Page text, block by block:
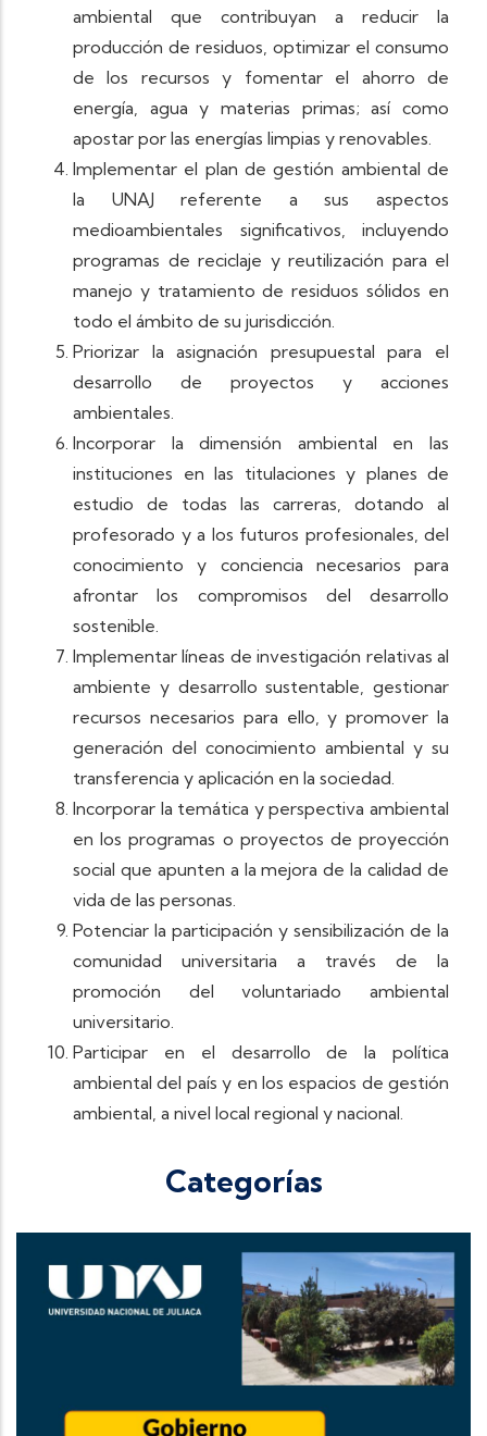
ambiental que contribuyan a reducir la
producción de residuos, optimizar el consumo
de los recursos y fomentar el ahorro de
energía, agua y materias primas; así como
apostar por las energías limpias y renovables.
Implementar el plan de gestión ambiental de
la UNAJ referente a sus aspectos
medioambientales significativos, incluyendo
programas de reciclaje y reutilización para el
manejo y tratamiento de residuos sólidos en
todo el ámbito de su jurisdicción.
Priorizar la asignación presupuestal para el
desarrollo de proyectos y acciones
ambientales.
Incorporar la dimensión ambiental en las
instituciones en las titulaciones y planes de
estudio de todas las carreras, dotando al
profesorado y a los futuros profesionales, del
conocimiento y conciencia necesarios para
afrontar los compromisos del desarrollo
sostenible.
Implementar líneas de investigación relativas al
ambiente y desarrollo sustentable, gestionar
recursos necesarios para ello, y promover la
generación del conocimiento ambiental y su
transferencia y aplicación en la sociedad.
Incorporar la temática y perspectiva ambiental
en los programas o proyectos de proyección
social que apunten a la mejora de la calidad de
vida de las personas.
Potenciar la participación y sensibilización de la
comunidad universitaria a través de la
promoción del voluntariado ambiental
universitario.
Participar en el desarrollo de la política
ambiental del país y en los espacios de gestión
ambiental, a nivel local regional y nacional.
Categorías